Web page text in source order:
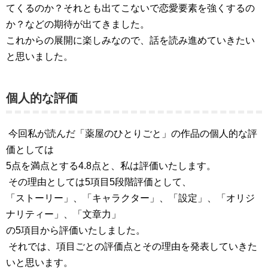
てくるのか？それとも出てこないで恋愛要素を強くするの
か？などの期待が出てきました。
これからの展開に楽しみなので、話を読み進めていきたい
と思いました。
個人的な評価
今回私が読んだ「薬屋のひとりごと」の作品の個人的な評
価としては
5点を満点とする4.8点と、私は評価いたします。
その理由としては5項目5段階評価として、
「ストーリー」、「キャラクター」、「設定」、「オリジ
ナリティー」、「文章力」
の5項目から評価いたしました。
それでは、項目ごとの評価点とその理由を発表していきた
いと思います。